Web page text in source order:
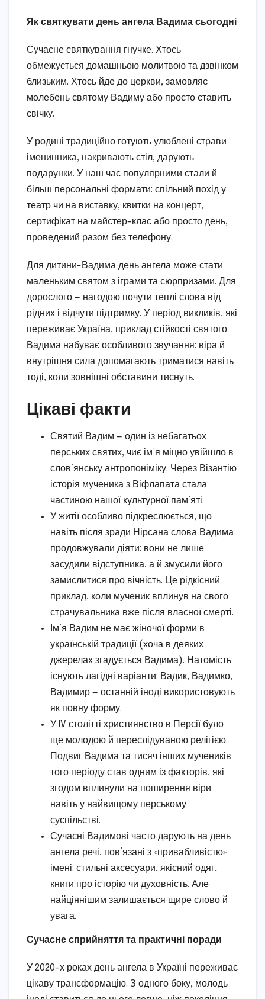
Як святкувати день ангела Вадима сьогодні
Сучасне святкування гнучке. Хтось
обмежується домашньою молитвою та дзвінком
близьким. Хтось йде до церкви, замовляє
молебень святому Вадиму або просто ставить
свічку.
У родині традиційно готують улюблені страви
іменинника, накривають стіл, дарують
подарунки. У наш час популярними стали й
більш персональні формати: спільний похід у
театр чи на виставку, квитки на концерт,
сертифікат на майстер-клас або просто день,
проведений разом без телефону.
Для дитини-Вадима день ангела може стати
маленьким святом з іграми та сюрпризами. Для
дорослого — нагодою почути теплі слова від
рідних і відчути підтримку. У період викликів, які
переживає Україна, приклад стійкості святого
Вадима набуває особливого звучання: віра й
внутрішня сила допомагають триматися навіть
тоді, коли зовнішні обставини тиснуть.
Цікаві факти
Святий Вадим — один із небагатьох
перських святих, чиє ім’я міцно увійшло в
слов’янську антропоніміку. Через Візантію
історія мученика з Віфлапата стала
частиною нашої культурної пам’яті.
У житії особливо підкреслюється, що
навіть після зради Нірсана слова Вадима
продовжували діяти: вони не лише
засудили відступника, а й змусили його
замислитися про вічність. Це рідкісний
приклад, коли мученик вплинув на свого
страчувальника вже після власної смерті.
Ім’я Вадим не має жіночої форми в
українській традиції (хоча в деяких
джерелах згадується Вадима). Натомість
існують лагідні варіанти: Вадик, Вадимко,
Вадимир — останній іноді використовують
як повну форму.
У IV столітті християнство в Персії було
ще молодою й переслідуваною релігією.
Подвиг Вадима та тисяч інших мучеників
того періоду став одним із факторів, які
згодом вплинули на поширення віри
навіть у найвищому перському
суспільстві.
Сучасні Вадимові часто дарують на день
ангела речі, пов’язані з «привабливістю»
імені: стильні аксесуари, якісний одяг,
книги про історію чи духовність. Але
найціннішим залишається щире слово й
увага.
Сучасне сприйняття та практичні поради
У 2020-х роках день ангела в Україні переживає
цікаву трансформацію. З одного боку, молодь